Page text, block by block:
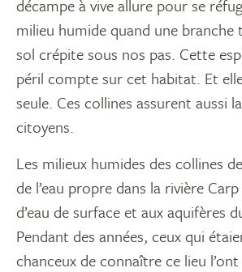
décampe à vive allure pour se
milieu humide quand une branche
sol crépite sous nos pas. Cette
péril compte sur cet habitat. Et
seule. Ces collines assurent aussi
citoyens.
Les milieux humides des collines
de l’eau propre dans la rivière
d’eau de surface et aux aquifères
Pendant des années, ceux qui
chanceux de connaître ce lieu